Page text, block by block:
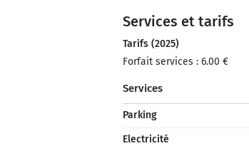
Services et tarifs
Tarifs (2025)
Forfait services : 6.00 €
Services
Parking
Electricité